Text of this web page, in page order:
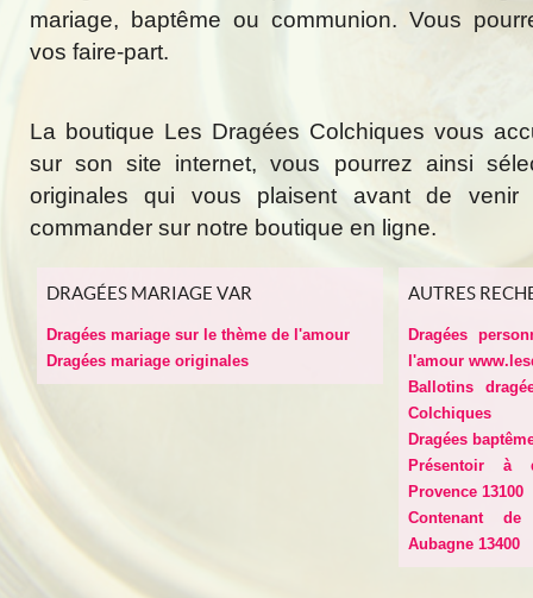
mariage, baptême ou communion. Vous
vos faire-part.
La boutique Les Dragées Colchiques vous
sur son site internet, vous pourrez ainsi
originales qui vous plaisent avant de
commander sur notre boutique en ligne.
DRAGÉES MARIAGE VAR
Dragées mariage sur le thème de l'amour
Dragées mariage originales
AUTRES
Dragées
l'amour
Ballotins
Colchiques
Dragées
Présentoir à
Provence 13100
Contenant
Aubagne 13400